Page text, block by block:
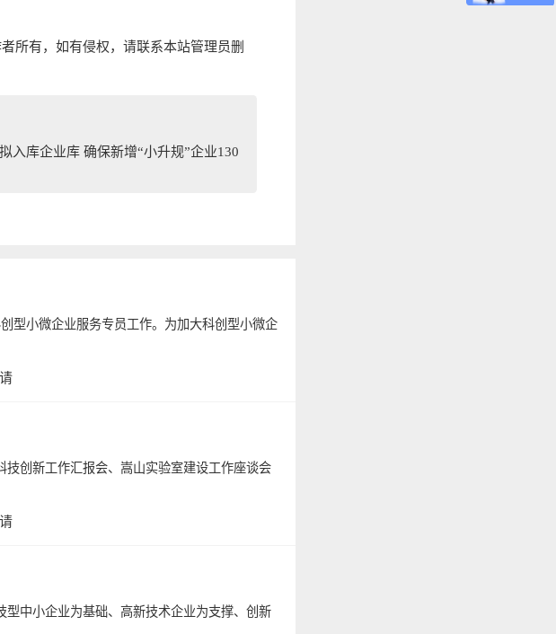
所有，如有侵权，请联系本站管理员删
入库企业库 确保新增“小升规”企业130
型小微企业服务专员工作。为加大科创型小微企
创新工作汇报会、嵩山实验室建设工作座谈会
中小企业为基础、高新技术企业为支撑、创新